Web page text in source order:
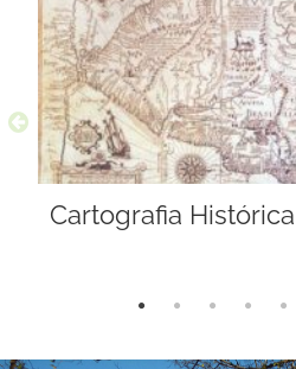
Cartografia Histórica